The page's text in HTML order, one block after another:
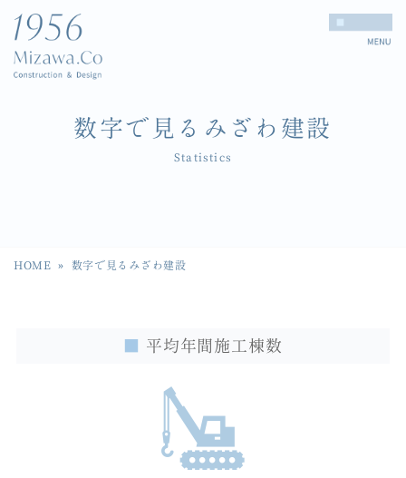
数字で見るみざわ建設
Statistics
HOME » 数字で見るみざわ建設
平均年間施工棟数